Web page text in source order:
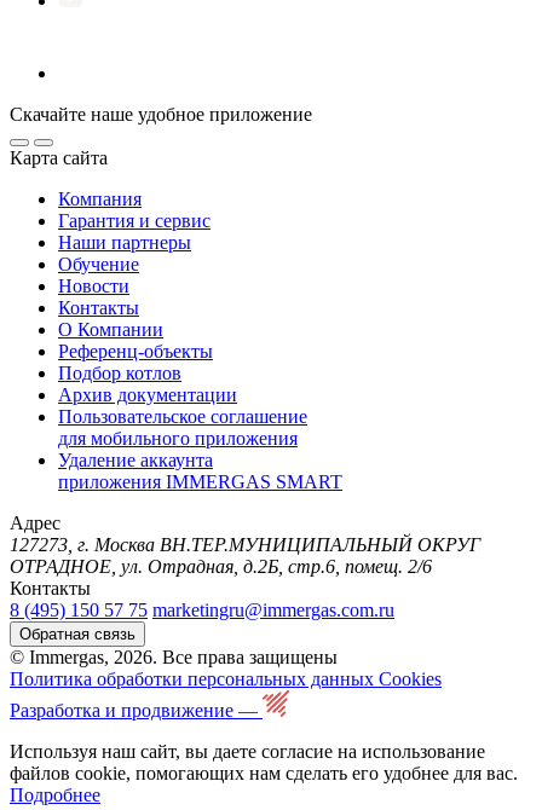
Скачайте наше удобное приложение
Карта сайта
Компания
Гарантия и сервис
Наши партнеры
Обучение
Новости
Контакты
О Компании
Референц-объекты
Подбор котлов
Архив документации
Пользовательское соглашение
для мобильного приложения
Удаление аккаунта
приложения IMMERGAS SMART
Адрес
127273, г. Москва ВН.ТЕР.МУНИЦИПАЛЬНЫЙ ОКРУГ
ОТРАДНОЕ, ул. Отрадная, д.2Б, стр.6, помещ. 2/6
Контакты
8 (495) 150 57 75 marketingru@immergas.com.ru
Обратная связь
© Immergas, 2026. Все права защищены
Политика обработки персональных данных Cookies
Разработка и продвижение —
Используя наш сайт, вы даете согласие на использование
файлов cookie, помогающих нам сделать его удобнее для вас.
Подробнее